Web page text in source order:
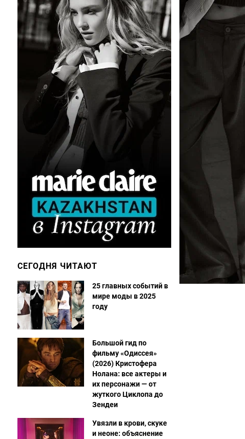
СЕГОДНЯ ЧИТАЮТ
25 главных событий в
мире моды в 2025
году
Большой гид по
фильму «Одиссея»
(2026) Кристофера
Нолана: все актеры и
их персонажи — от
жуткого Циклопа до
Зендеи
Увязли в крови, скуке
и неоне: объяснение